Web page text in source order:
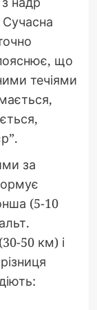
що
течіями
за
(5-10
50 км) і